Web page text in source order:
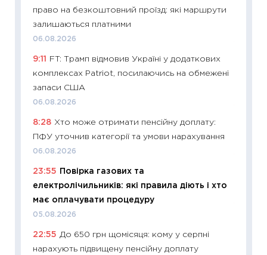
право на безкоштовний проїзд: які маршрути
залишаються платними
06.08.2026
9:11
FT: Трамп відмовив Україні у додаткових
комплексах Patriot, посилаючись на обмежені
запаси США
06.08.2026
8:28 Хто може отримати пенсійну доплату:
ПФУ уточнив категорії та умови нарахування
06.08.2026
23:55
Повірка газових та
електролічильників: які правила діють і хто
має оплачувати процедуру
05.08.2026
22:55 До 650 грн щомісяця: кому у серпні
нарахують підвищену пенсійну доплату